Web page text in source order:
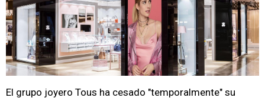
El grupo joyero Tous ha cesado "temporalmente" su